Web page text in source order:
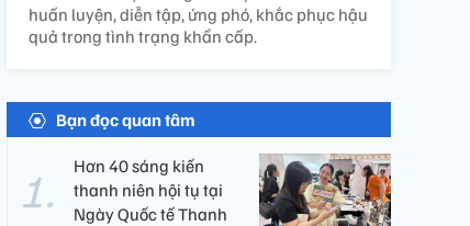
huấn luyện, diễn tập, ứng phó, khắc phục hậu
quả trong tình trạng khẩn cấp.
Bạn đọc quan tâm
Hơn 40 sáng kiến
thanh niên hội tụ tại
Ngày Quốc tế Thanh